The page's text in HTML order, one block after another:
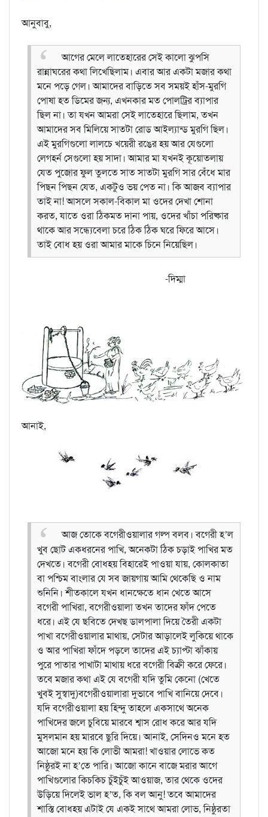
আনুবাবু,
আগের মেলে লাতেহারের সেই কালো ঝুপসি
রান্নাঘরের কথা লিখেছিলাম। এবার আর একটা মজার কথা
মনে পড়ে গেল। আমাদের বাড়িতে সব সময়ই হাঁস-মুরগি
পোষা হত ডিমের জন্য, এখনকার মত পোলট্রির ব্যাপার
ছিল না। তা যখন আমরা সেই লাতেহারে ছিলাম, তখন
আমাদের সব মিলিয়ে সাতটা রোড আইল্যান্ড মুরগি ছিল।
এই মুরগিগুলো লালচে খয়েরী রঙের হয় আর যেগুলো
লেগহর্ন সেগুলো হয় সাদা। আমার মা যখনই কূয়োতলায়
যেত পুজোর ফুল তুলতে সাত সাতটা মুরগি সার বেঁধে মার
পিছন পিছন যেত, একটুও ভয় পেত না। কি আজব ব্যাপার
তাই না! আসলে সকাল-বিকাল মা ওদের দেখা শোনা
করত, যাতে ওরা ঠিকমত দানা পায়, ওদের খাঁচা পরিষ্কার
থাকে আর সন্ধ্যেবেলা চরে ঠিক ঠিক ঘরে ফিরে আসে।
তাই বোধ হয় ওরা আমার মাকে চিনে নিয়েছিল।
-দিম্মা
আনাই,
আজ তোকে বগেরীওয়ালার গল্প বলব। বগেরী হ’ল
খুব ছোট একধরনের পাখি, অনেকটা ঠিক চড়াই পাখির মত
দেখতে। বগেরী বোধহয় বিহারেই পাওয়া যায়, কোলকাতা
বা পশ্চিম বাংলার যে সব জায়গায় আমি থেকেছি ও নাম
শুনিনি। শীতকালে যখন ধানক্ষেতে ধান খেতে আসে
বগেরী পাখিরা, বগেরীওয়ালা তখন তাদের ফাঁদ পেতে
ধরে। এই যে ছবিতে দেখছ ডালপালা দিয়ে তৈরী একটা
পাখা বগেরীওয়ালার মাথায়, সেটার আড়ালেই লুকিয়ে থাকে
ও আর পাখিরা ফাঁদে পড়লে তাদের এই চ্যাপ্টা ঝাঁকায়
পুরে পাতার পাখাটা মাথায় ধরে বগেরী বিক্রী করে ফেরে।
তবে মজার কথা এই যে বগেরী যদি তুমি কেনো (খেতে
খুবই সুস্বাদু)বগেরীওয়ালারা দুভাবে পাখি বানিয়ে দেবে।
যদি বগেরীওয়ালা হয় হিন্দু তাহলে একসাথে অনেক
পাখিদের জলে চুবিয়ে মারবে শ্বাস রোধ করে আর যদি
মুসলমান হয় মারবে ছুরি দিয়ে। আনাই, সেদিনও মনে হত
আজো মনে হয় কি লোভী আমরা! খাওয়ার লোভে কত
নিষ্ঠুরই না হ’তে পারি। আজো কানে বাজে মরার আগে
পাখিগুলোর কিচকিচ চুঁইচুঁই আওয়াজ, তার থেকে ওদের
উড়িয়ে দিলেই ভাল হ’ত, কি বল আনু! তবে আমাদের
শাস্তি বোধহয় এটাই যে একই সাথে আমরা লোভ, নিষ্ঠুরতা